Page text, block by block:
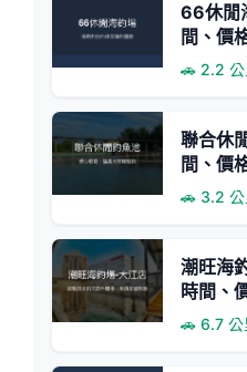
66休閒
間、價
休閒釣
🚗 2.2 公
聯合休
間、價
🚗 3.2 公
潮旺海
時間、
體驗
🚗 6.7 公